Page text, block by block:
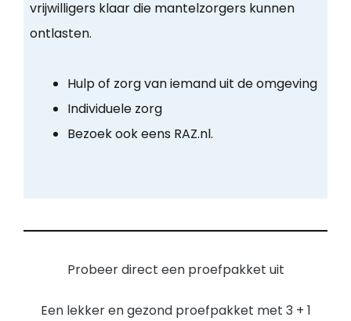
vrijwilligers klaar die mantelzorgers kunnen
ontlasten.
Hulp of zorg van iemand uit de omgeving
Individuele zorg
Bezoek ook eens RAZ.nl.
Probeer direct een proefpakket uit
Een lekker en gezond proefpakket met 3 + 1